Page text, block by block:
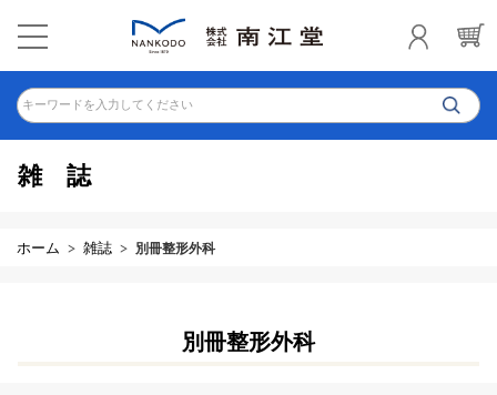
キーワードを入力してください
雑誌
ホーム 雑誌 別冊整形外科
別冊整形外科